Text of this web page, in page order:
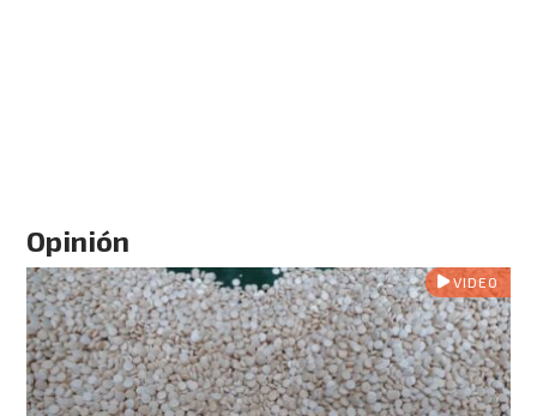
Opinión
VIDEO